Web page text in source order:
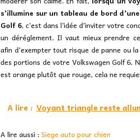
s’illumine sur un tableau de bord
Golf 6, c’est dans l’idée d’inviter votre
un déréglement. Il vaut mieux prendre
afin d’exempter tout risque de panne ou
des portions de votre Volkswagen Golf 6.
est orange plutôt que rouge, cela ne
A lire : Voyant triangle reste
A lire aussi : Siege auto pour chien